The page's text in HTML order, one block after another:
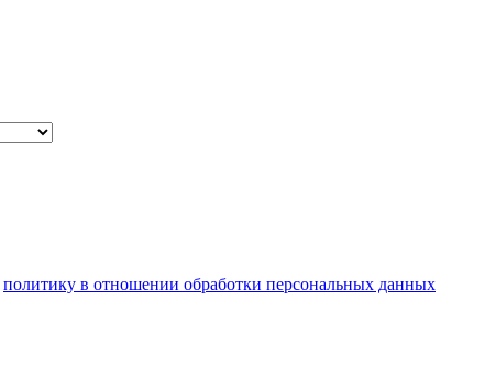
политику в отношении обработки персональных данных